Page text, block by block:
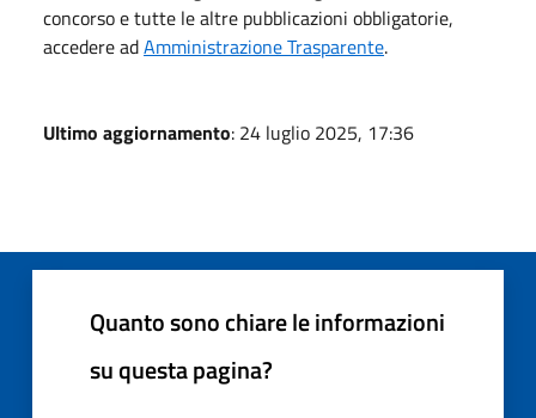
concorso e tutte le altre pubblicazioni obbligatorie,
accedere adAmministrazione Trasparente.
Ultimo aggiornamento: 24 luglio 2025, 17:36
Quanto sono chiare le informazioni
su questa pagina?